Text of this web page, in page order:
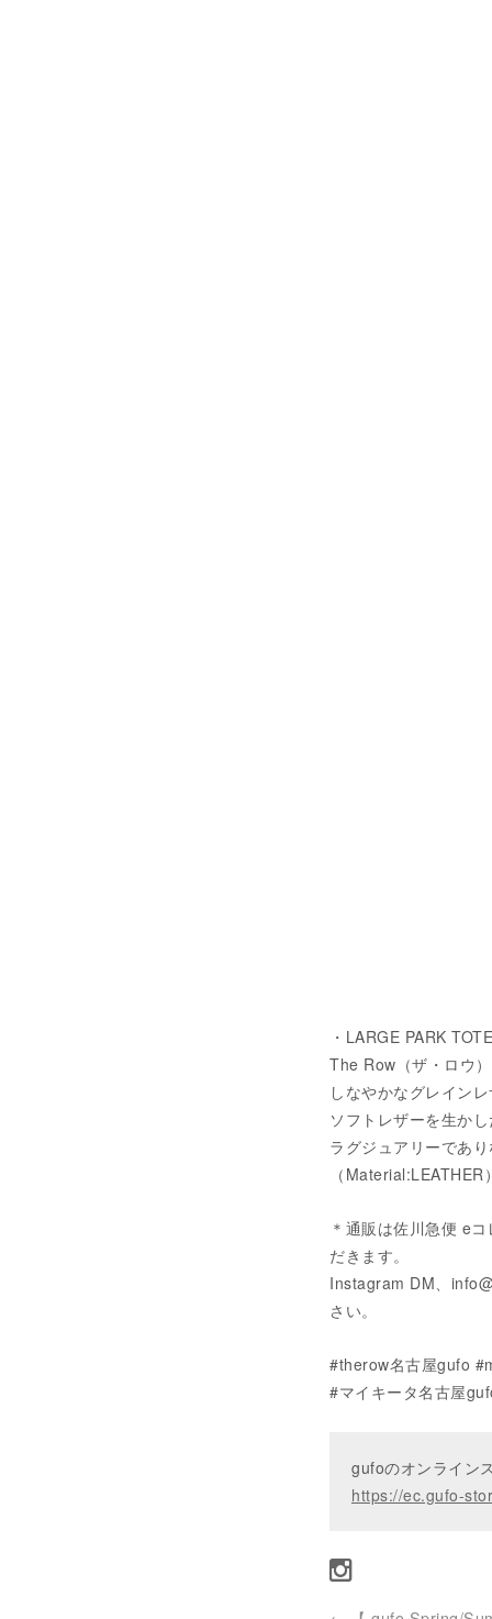
・LARGE PARK
The Row（ザ・ロウ
しなやかなグレイン
ソフトレザーを生か
ラグジュアリーであ
（Material:LEATHER
＊通販は佐川急便 e
だきます。
Instagram DM、
さい。
#therow名古屋gufo
#マイキータ名古屋
gufoのオンライン
https://ec.gufo-